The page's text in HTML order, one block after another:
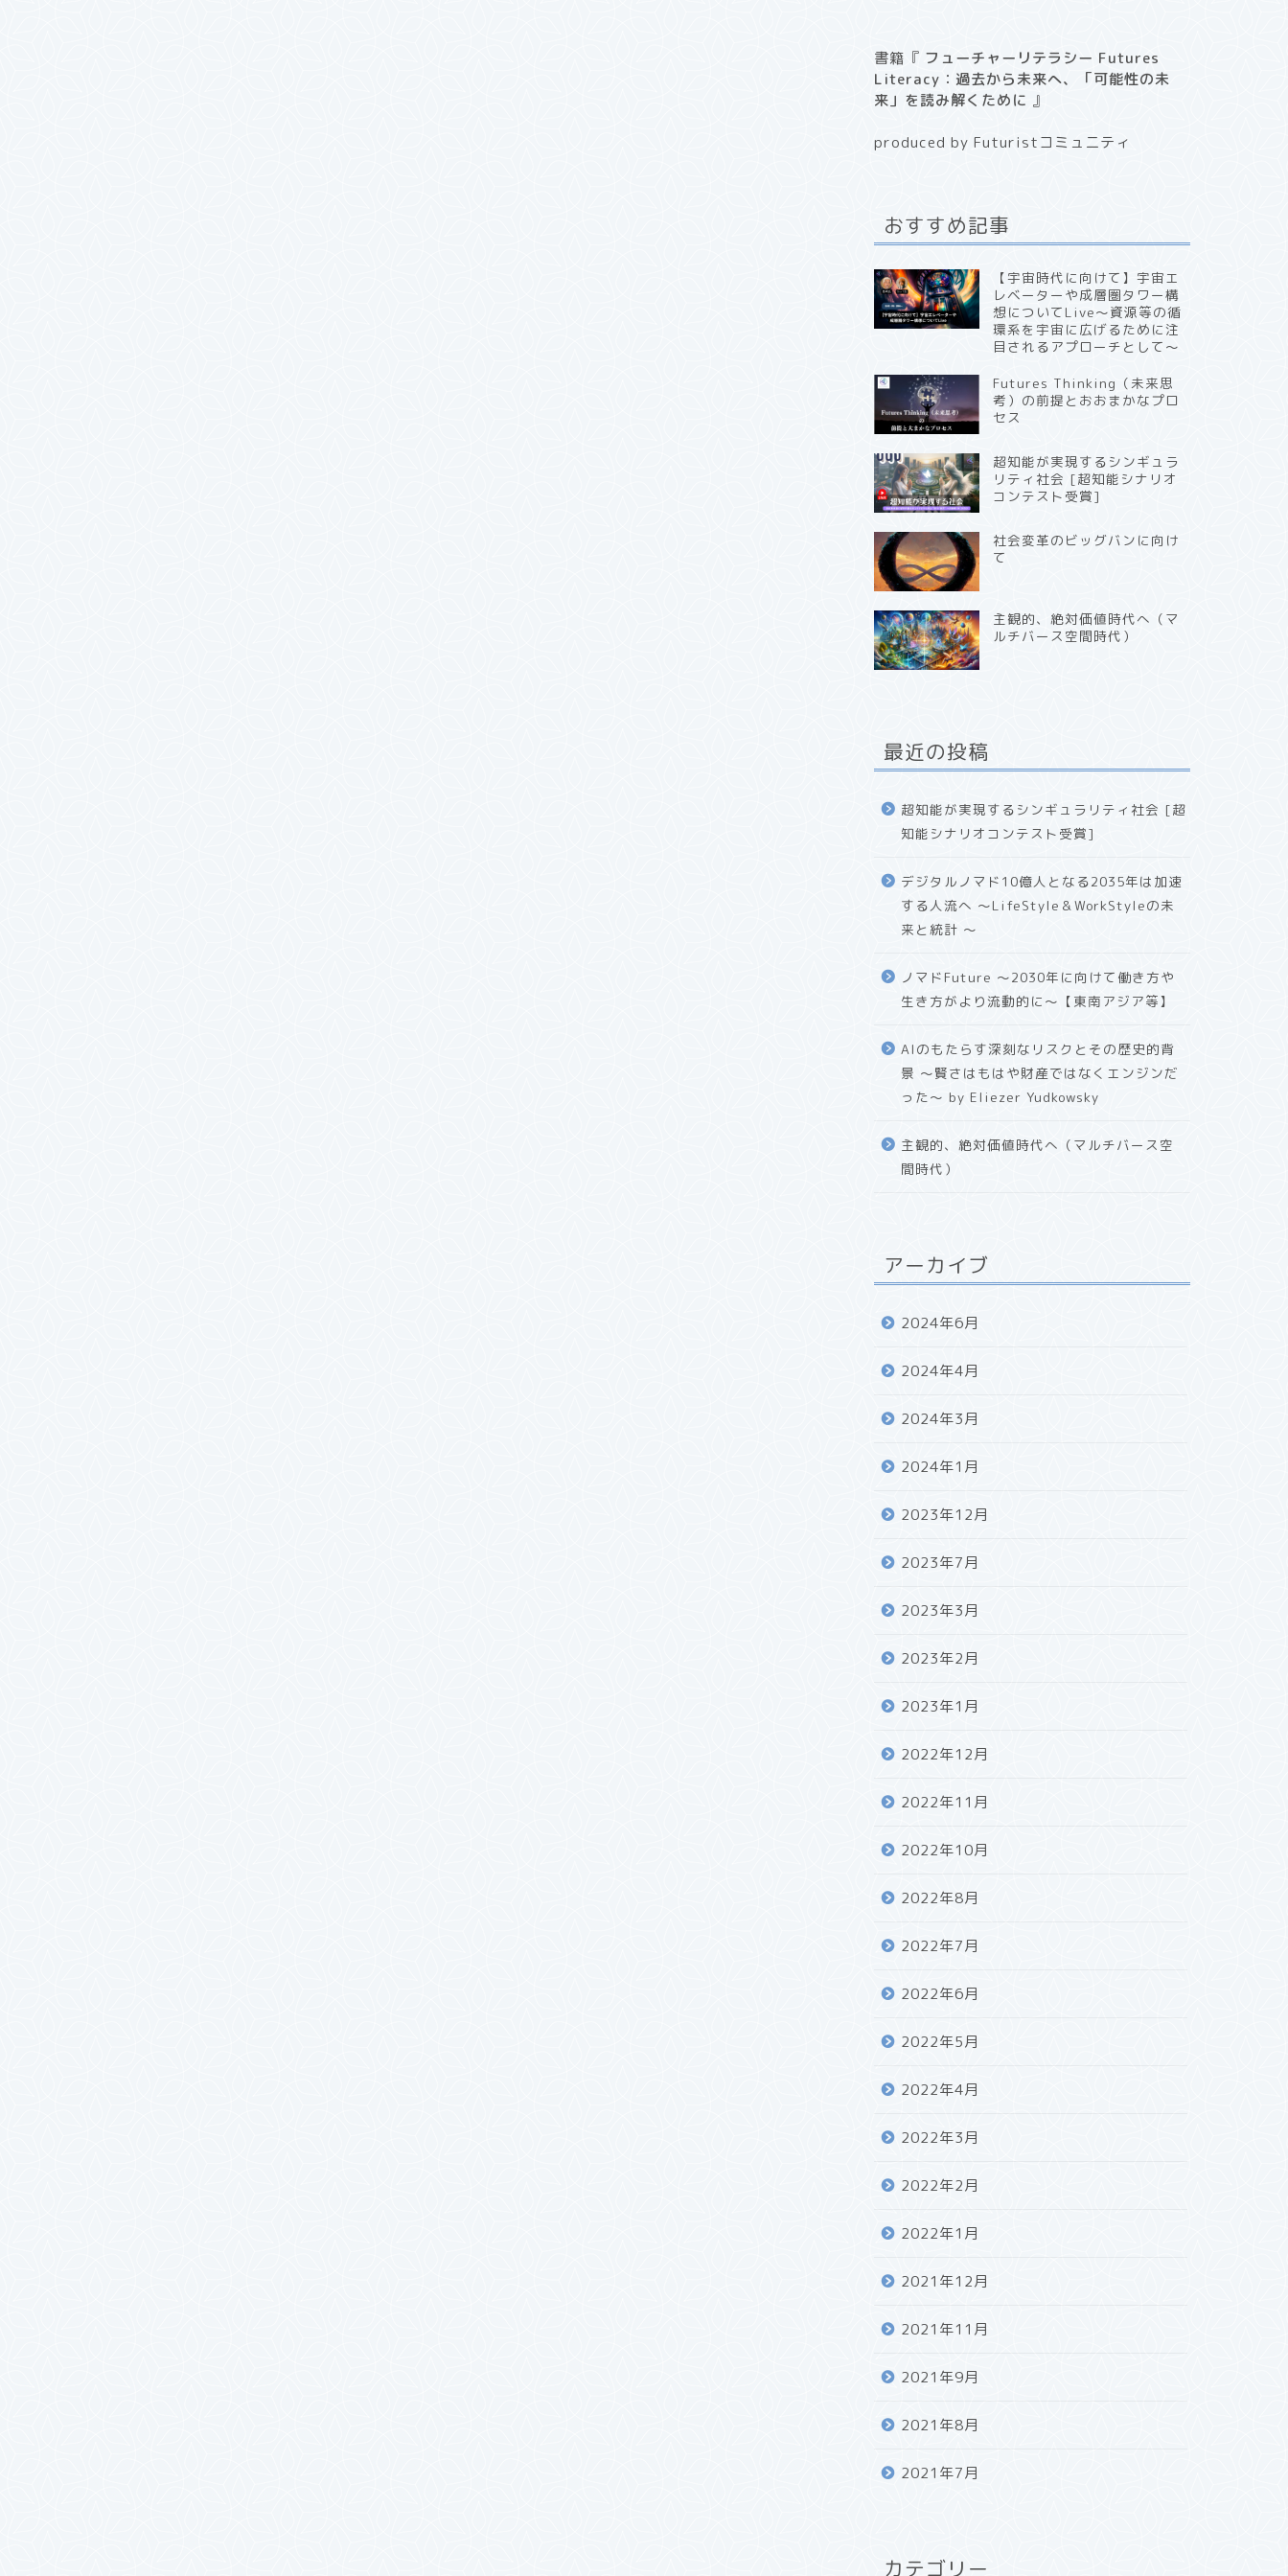
書籍『 フューチャーリテラシー Futures
Literacy：過去から未来へ、「可能性の未
来」を読み解くために 』
produced by Futuristコミュニティ
おすすめ記事
【宇宙時代に向けて】宇宙エ
レベーターや成層圏タワー構
想についてLive〜資源等の循
環系を宇宙に広げるために注
目されるアプローチとして〜
Futures Thinking（未来思
考）の前提とおおまかなプロ
セス
超知能が実現するシンギュラ
リティ社会 [超知能シナリオ
コンテスト受賞]
社会変革のビッグバンに向け
て
主観的、絶対価値時代へ（マ
ルチバース空間時代）
最近の投稿
超知能が実現するシンギュラリティ社会 [超
知能シナリオコンテスト受賞]
デジタルノマド10億人となる2035年は加速
する人流へ 〜LifeStyle＆WorkStyleの未
来と統計 〜
ノマドFuture 〜2030年に向けて働き方や
生き方がより流動的に〜【東南アジア等】
AIのもたらす深刻なリスクとその歴史的背
景 〜賢さはもはや財産ではなくエンジンだ
った〜 by Eliezer Yudkowsky
主観的、絶対価値時代へ（マルチバース空
間時代）
アーカイブ
2024年6月
2024年4月
2024年3月
2024年1月
2023年12月
2023年7月
2023年3月
2023年2月
2023年1月
2022年12月
2022年11月
2022年10月
2022年8月
2022年7月
2022年6月
2022年5月
2022年4月
2022年3月
2022年2月
2022年1月
2021年12月
2021年11月
2021年9月
2021年8月
2021年7月
カテゴリー